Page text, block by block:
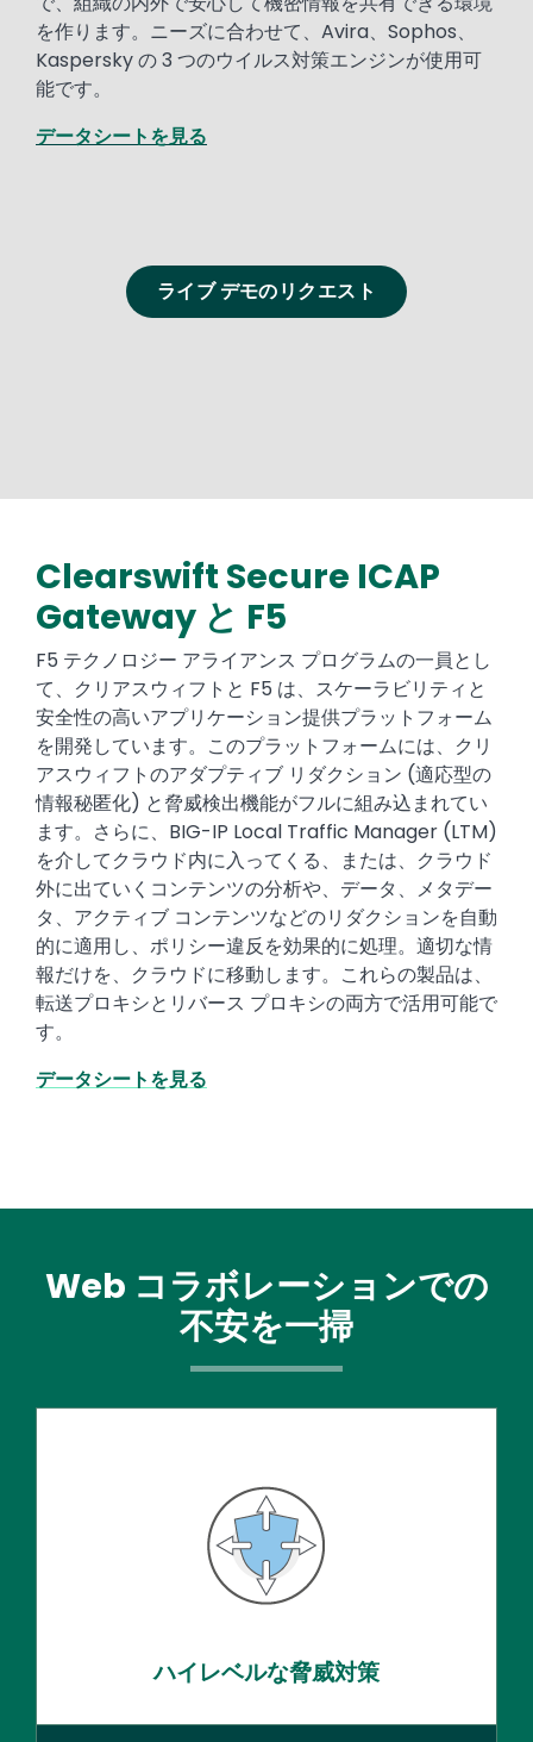
を作ります。ニーズに合わせて、Avira、Sophos、
Kaspersky の 3 つのウイルス対策エンジンが使用可
能です。
データシートを見る
ライブ デモのリクエスト
Text
Clearswift Secure ICAP
Gateway と F5
F5 テクノロジー アライアンス プログラムの一員とし
て、クリアスウィフトと F5 は、スケーラビリティと
安全性の高いアプリケーション提供プラットフォーム
を開発しています。このプラットフォームには、クリ
アスウィフトのアダプティブ リダクション (適応型の
情報秘匿化) と脅威検出機能がフルに組み込まれてい
ます。さらに、BIG-IP Local Traffic Manager (LTM)
を介してクラウド内に入ってくる、または、クラウド
外に出ていくコンテンツの分析や、データ、メタデー
タ、アクティブ コンテンツなどのリダクションを自動
的に適用し、ポリシー違反を効果的に処理。適切な情
報だけを、クラウドに移動します。これらの製品は、
転送プロキシとリバース プロキシの両方で活用可能で
す。
データシートを見る
Web コラボレーションでの
不安を一掃
ハイレベルな脅威対策